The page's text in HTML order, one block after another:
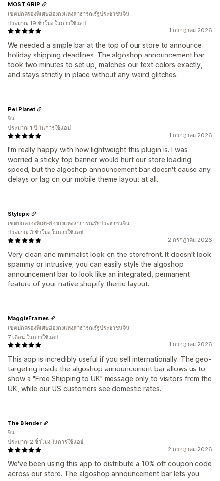
1 กรกฎาคม 2026
We needed a simple bar at the top of our store to announce
holiday shipping deadlines. The algoshop announcement bar
took two minutes to set up, matches our text colors exactly,
and stays strictly in place without any weird glitches.
MOST GRIP
เขตปกครองพิเศษฮ่องกงแห่งสาธารณรัฐประชาชนจีน
ประมาณ 19 ชั่วโมง ในการใช้แอป
1 กรกฎาคม 2026
I’m really happy with how lightweight this plugin is. I was
worried a sticky top banner would hurt our store loading
speed, but the algoshop announcement bar doesn't cause any
delays or lag on our mobile theme layout at all.
Pei Planet
จีน
ประมาณ 1 ปี ในการใช้แอป
2 กรกฎาคม 2026
Very clean and minimalist look on the storefront. It doesn't look
spammy or intrusive; you can easily style the algoshop
announcement bar to look like an integrated, permanent
feature of your native shopify theme layout.
Stylepie
เขตปกครองพิเศษฮ่องกงแห่งสาธารณรัฐประชาชนจีน
ประมาณ 3 ชั่วโมง ในการใช้แอป
1 กรกฎาคม 2026
This app is incredibly useful if you sell internationally. The geo-
targeting inside the algoshop announcement bar allows us to
show a "Free Shipping to UK" message only to visitors from the
UK, while our US customers see domestic rates.
MaggieFrames
เขตปกครองพิเศษฮ่องกงแห่งสาธารณรัฐประชาชนจีน
7 เดือน ในการใช้แอป
2 กรกฎาคม 2026
We've been using this app to distribute a 10% off coupon code
across our store. The algoshop announcement bar lets you
The Blender
จีน
ประมาณ 2 ชั่วโมง ในการใช้แอป